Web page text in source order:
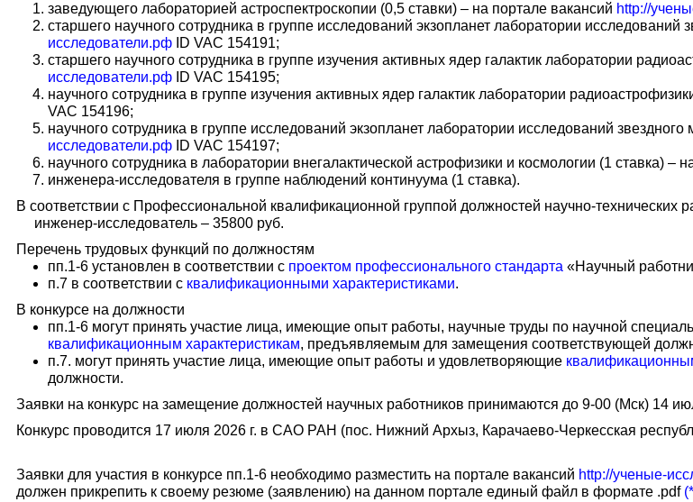
заведующего лабораторией астроспектроскопии (0,5 ставки) – на портале вакансий http://
старшего научного сотрудника в группе исследований экзопланет лаборатории исследований
исследователи.рф ID VAC 154191;
старшего научного сотрудника в группе изучения активных ядер галактик лаборатории
исследователи.рф ID VAC 154195;
научного сотрудника в группе изучения активных ядер галактик лаборатории
VAC 154196;
научного сотрудника в группе исследований экзопланет лаборатории исследований
исследователи.рф ID VAC 154197;
научного сотрудника в лаборатории внегалактической астрофизики и космологии (1 ставка) –
инженера-исследователя в группе наблюдений континуума (1 ставка).
В соответствии с Профессиональной квалификационной группой должностей научно-технических
инженер-исследователь – 35800 руб.
Перечень трудовых функций по должностям
пп.1-6 установлен в соответствии с проектом профессионального стандарта «Научный
п.7 в соответствии с квалификационными характеристиками.
В конкурсе на должности
пп.1-6 могут принять участие лица, имеющие опыт работы, научные труды по научной
квалификационным характеристикам, предъявляемым для замещения соответствующей
п.7. могут принять участие лица, имеющие опыт работы и удовлетворяющие
должности.
Заявки на конкурс на замещение должностей научных работников принимаются до 9-00 (Мск) 14
Конкурс проводится 17 июля 2026 г. в САО РАН (пос. Нижний Архыз, Карачаево-Черкесская
Заявки для участия в конкурсе пп.1-6 необходимо разместить на портале вакансий http://ученые-
должен прикрепить к своему резюме (заявлению) на данном портале единый файл в формате .pdf